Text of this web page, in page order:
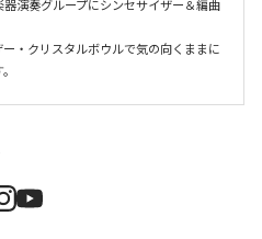
演奏グループにシンセサイザー＆編曲
・クリスタルボウルで気の向くままに